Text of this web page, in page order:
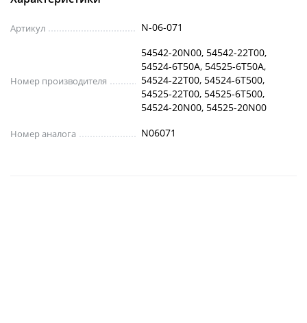
Артикул N-06-071
Номер производителя
54542-20N00, 54542-22T00,
54524-6T50A, 54525-6T50A,
54524-22T00, 54524-6T500,
54525-22T00, 54525-6T500,
54524-20N00, 54525-20N00
Номер аналога N06071